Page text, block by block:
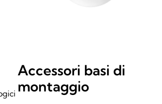
Accessori basi di
montaggio